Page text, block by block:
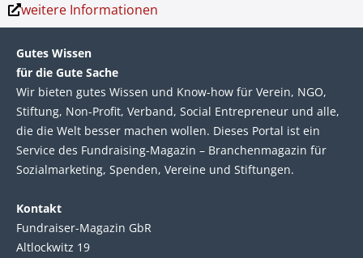
weitere Informationen
Gutes Wissen
für die Gute Sache
Wir bie­ten gutes Wis­sen und Know-how für Ver­ein, NGO,
Stif­tung, Non-Profit, Ver­band, Social Entre­pre­neur und alle,
die die Welt bes­ser machen wol­len. Die­ses Por­tal ist ein
Service des Fund­raising-Magazin – Bran­chen­magazin für
Sozial­marke­ting, Spen­den, Ver­eine und Stif­tun­gen.
Kontakt
Fundraiser-Magazin GbR
Altlockwitz 19